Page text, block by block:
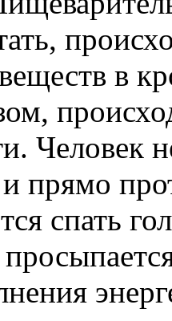
в
Человек
прямо
спать